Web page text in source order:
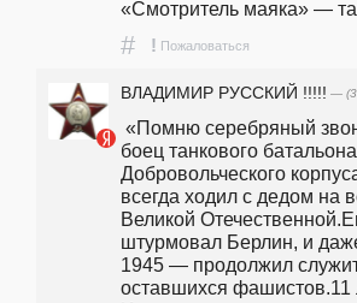
«Смотритель маяка» —
# ! Пожаловаться
ВЛАДИМИР РУССКИЙ !!!!! —
боец танкового
Добровольческого
всегда ходил с дедом на
Великой
штурмовал Берлин, и
1945 — продолжил
оставшихся фашистов.11